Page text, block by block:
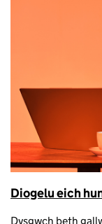
Diogelu eich
Dysgwch beth